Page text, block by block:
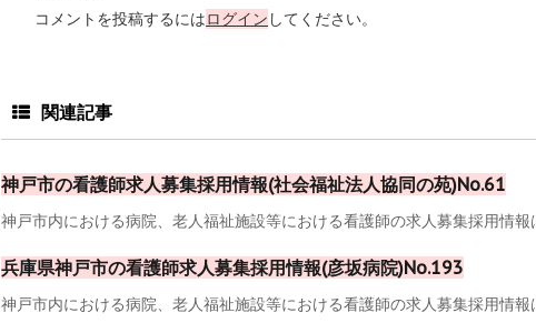
コメントを投稿するにはログイン してください。
関連記事
神戸市の看護師求人募集採用情報(社会福祉法人協同の苑)No.61
神戸市内における病院、老人福祉施設等における看護師の求人募集採用情報
兵庫県神戸市の看護師求人募集採用情報(彦坂病院)No.193
神戸市内における病院、老人福祉施設等における看護師の求人募集採用情報